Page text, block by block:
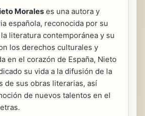
Morales es una autora y
española, reconocida por su
literatura contemporánea y su
los derechos culturales y
en el corazón de España, Nieto
su vida a la difusión de la
de sus obras literarias, así
de nuevos talentos en el